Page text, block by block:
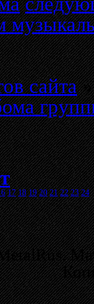
сайта»
17 18 19 20 21 22 23 24